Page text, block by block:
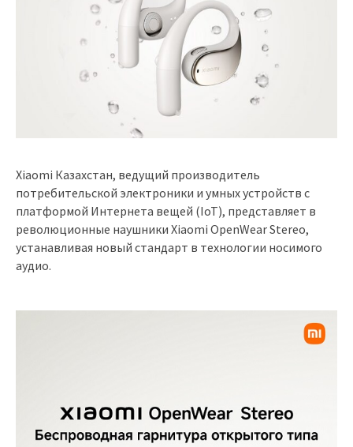
Xiaomi Казахстан, ведущий производитель
потребительской электроники и умных устройств с
платформой Интернета вещей (IoT), представляет в
революционные наушники Xiaomi OpenWear Stereo,
устанавливая новый стандарт в технологии носимого
аудио.